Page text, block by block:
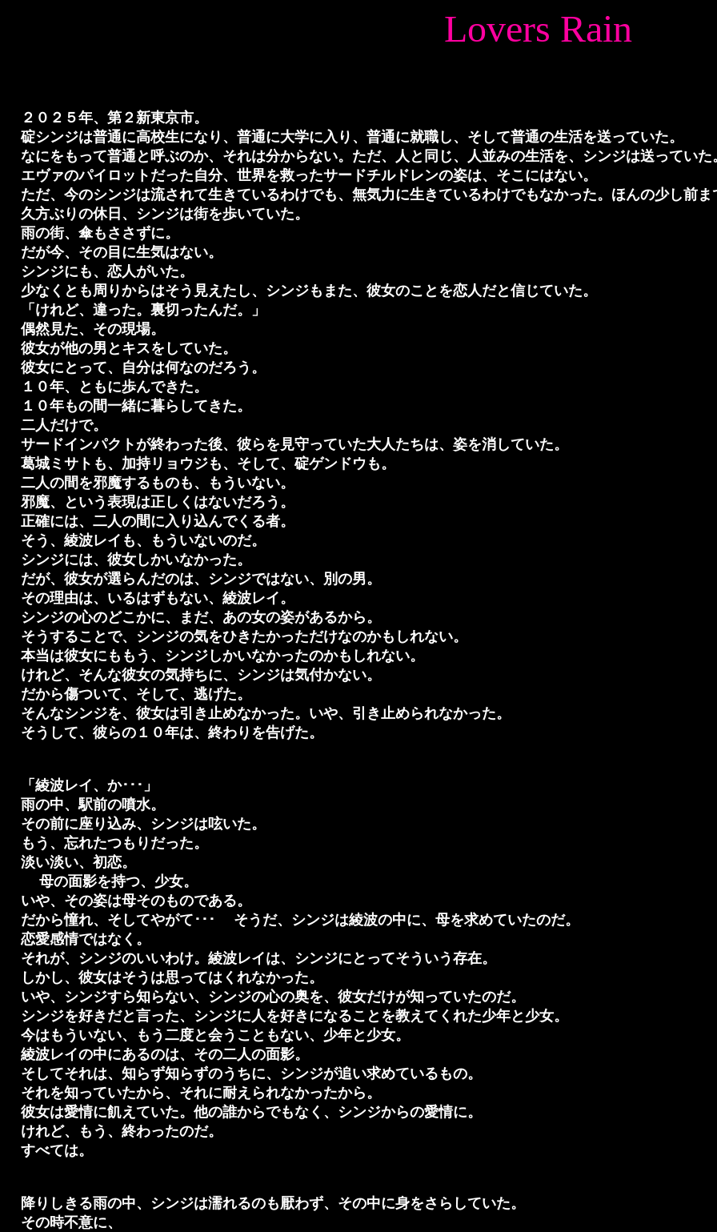
Lovers Rain
２０２５年、第２新東京市。
碇シンジは普通に高校生になり、普通に大学に入り、普通に就職し、そして普通の生活を送っていた。
なにをもって普通と呼ぶのか、それは分からない。ただ、人と同じ、人並みの生活を、シンジは送っていた
エヴァのパイロットだった自分、世界を救ったサードチルドレンの姿は、そこにはない。
ただ、今のシンジは流されて生きているわけでも、無気力に生きているわけでもなかった。ほんの少し前ま
久方ぶりの休日、シンジは街を歩いていた。
雨の街、傘もささずに。
だが今、その目に生気はない。
シンジにも、恋人がいた。
少なくとも周りからはそう見えたし、シンジもまた、彼女のことを恋人だと信じていた。
「けれど、違った。裏切ったんだ。」
偶然見た、その現場。
彼女が他の男とキスをしていた。
彼女にとって、自分は何なのだろう。
１０年、ともに歩んできた。
１０年もの間一緒に暮らしてきた。
二人だけで。
サードインパクトが終わった後、彼らを見守っていた大人たちは、姿を消していた。
葛城ミサトも、加持リョウジも、そして、碇ゲンドウも。
二人の間を邪魔するものも、もういない。
邪魔、という表現は正しくはないだろう。
正確には、二人の間に入り込んでくる者。
そう、綾波レイも、もういないのだ。
シンジには、彼女しかいなかった。
だが、彼女が選らんだのは、シンジではない、別の男。
その理由は、いるはずもない、綾波レイ。
シンジの心のどこかに、まだ、あの女の姿があるから。
そうすることで、シンジの気をひきたかっただけなのかもしれない。
本当は彼女にももう、シンジしかいなかったのかもしれない。
けれど、そんな彼女の気持ちに、シンジは気付かない。
だから傷ついて、そして、逃げた。
そんなシンジを、彼女は引き止めなかった。いや、引き止められなかった。
そうして、彼らの１０年は、終わりを告げた。
「綾波レイ、か･･･」
雨の中、駅前の噴水。
その前に座り込み、シンジは呟いた。
もう、忘れたつもりだった。
淡い淡い、初恋。
母の面影を持つ、少女。
いや、その姿は母そのものである。
だから憧れ、そしてやがて･･･ そうだ、シンジは綾波の中に、母を求めていたのだ。
恋愛感情ではなく。
それが、シンジのいいわけ。綾波レイは、シンジにとってそういう存在。
しかし、彼女はそうは思ってはくれなかった。
いや、シンジすら知らない、シンジの心の奥を、彼女だけが知っていたのだ。
シンジを好きだと言った、シンジに人を好きになることを教えてくれた少年と少女。
今はもういない、もう二度と会うこともない、少年と少女。
綾波レイの中にあるのは、その二人の面影。
そしてそれは、知らず知らずのうちに、シンジが追い求めているもの。
それを知っていたから、それに耐えられなかったから。
彼女は愛情に飢えていた。他の誰からでもなく、シンジからの愛情に。
けれど、もう、終わったのだ。
すべては。
降りしきる雨の中、シンジは濡れるのも厭わず、その中に身をさらしていた。
その時不意に、